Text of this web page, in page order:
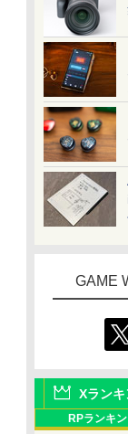
GAME
Xラン
RPランキ